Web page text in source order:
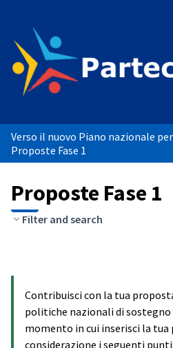
Verso il nuovo Piano nazionale
Proposte Fase 1
Proposte Fase 1
Filter and search
Contribuisci con la tua
politiche nazionali di
momento in cui inserisci la
considerazione i seguenti punti: